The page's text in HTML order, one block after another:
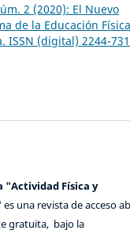
2 (2020): El Nuevo
de la Educación
ISSN (digital) 2244-
"Actividad Física y
es una revista de acceso
gratuita, bajo la